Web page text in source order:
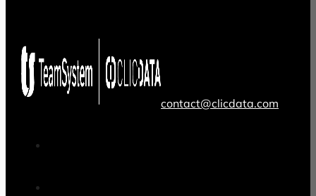
contact@clicdata.com